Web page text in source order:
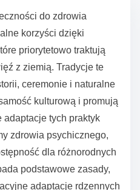
do zdrowia
korzyści dzięki
priorytetowo traktują
z ziemią. Tradycje te
ceremonie i naturalne
kulturową i promują
tych praktyk
zdrowia psychicznego,
dla różnorodnych
podstawowe zasady,
adaptacje rdzennych